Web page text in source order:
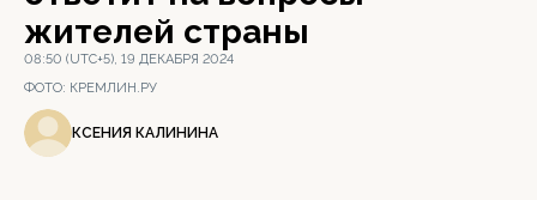
жителей страны
08:50 (UTC+5), 19 ДЕКАБРЯ 2024
ФОТО: КРЕМЛИН.РУ
КСЕНИЯ КАЛИНИНА